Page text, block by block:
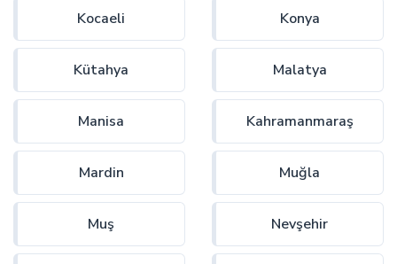
Kocaeli Konya
Kütahya Malatya
Manisa Kahramanmaraş
Mardin Muğla
Muş Nevşehir